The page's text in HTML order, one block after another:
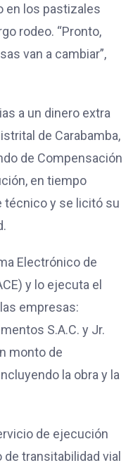
en los pastizales
rodeo. “Pronto,
van a cambiar”,
a un dinero extra
de Carabamba,
de Compensación
en tiempo
técnico y se licitó su
Electrónico de
y lo ejecuta el
empresas:
S.A.C. y Jr.
monto de
la obra y la
de ejecución
transitabilidad vial